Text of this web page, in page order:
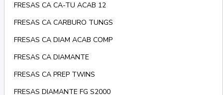
FRESAS CA CA-TU ACAB 12
FRESAS CA CARBURO TUNGS
FRESAS CA DIAM ACAB COMP
FRESAS CA DIAMANTE
FRESAS CA PREP TWINS
FRESAS DIAMANTE FG S2000